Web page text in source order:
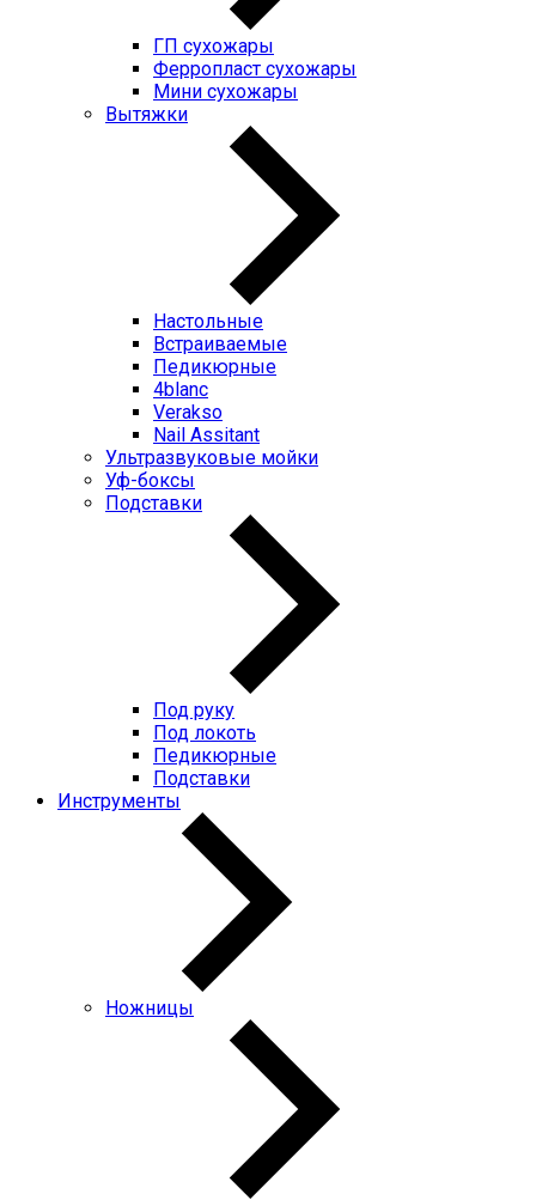
ГП cухожары
Ферропласт cухожары
Мини cухожары
Вытяжки
Настольные
Встраиваемые
Педикюрные
4blanc
Verakso
Nail Assitant
Ультразвуковые мойки
Уф-боксы
Подставки
Под руку
Под локоть
Педикюрные
Подставки
Инструменты
Ножницы